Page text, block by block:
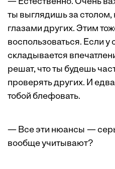
ты выглядишь за столом,
глазами других. Этим
воспользоваться. Если у
складывается
решат, что ты будешь
проверять других. И
тобой блефовать.
— Все эти нюансы —
вообще учитывают?